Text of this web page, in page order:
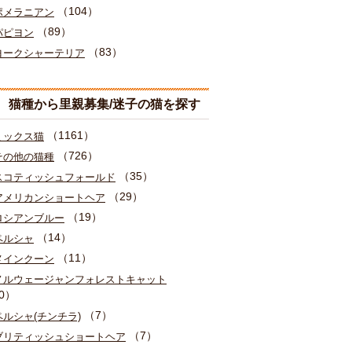
メラニアン （104）
ピヨン （89）
ークシャーテリア （83）
猫種から里親募集/迷子の猫を探す
ックス猫 （1161）
の他の猫種 （726）
コティッシュフォールド （35）
メリカンショートヘア （29）
シアンブルー （19）
ルシャ （14）
インクーン （11）
ルウェージャンフォレストキャット
ルシャ(チンチラ) （7）
リティッシュショートヘア （7）